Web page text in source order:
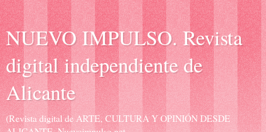
NUEVO IMPULSO. Revista
digital independiente de
Alicante
(Revista digital de ARTE, CULTURA Y OPINIÓN DESDE